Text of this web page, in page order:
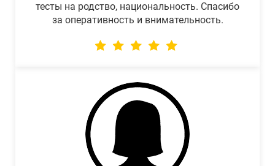
тесты на родство, национальность. Спасибо
за оперативность и внимательность.